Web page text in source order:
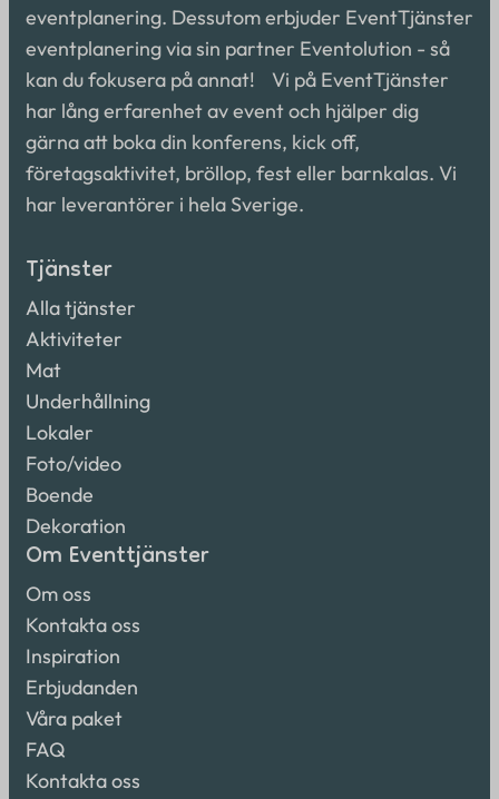
eventplanering. Dessutom erbjuder EventTjänster
eventplanering via sin partner Eventolution - så
kan du fokusera på annat! Vi på EventTjänster
har lång erfarenhet av event och hjälper dig
gärna att boka din konferens, kick off,
företagsaktivitet, bröllop, fest eller barnkalas. Vi
har leverantörer i hela Sverige.
Tjänster
Alla tjänster
Aktiviteter
Mat
Underhållning
Lokaler
Foto/video
Boende
Dekoration
Om Eventtjänster
Om oss
Kontakta oss
Inspiration
Erbjudanden
Våra paket
FAQ
Kontakta oss